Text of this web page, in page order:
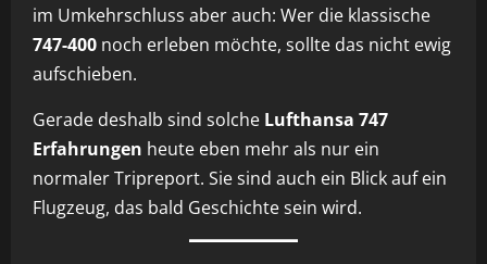
im Umkehrschluss aber auch: Wer die klassische
747-400 noch erleben möchte, sollte das nicht ewig
aufschieben.
Gerade deshalb sind solche Lufthansa 747
Erfahrungen heute eben mehr als nur ein
normaler Tripreport. Sie sind auch ein Blick auf ein
Flugzeug, das bald Geschichte sein wird.